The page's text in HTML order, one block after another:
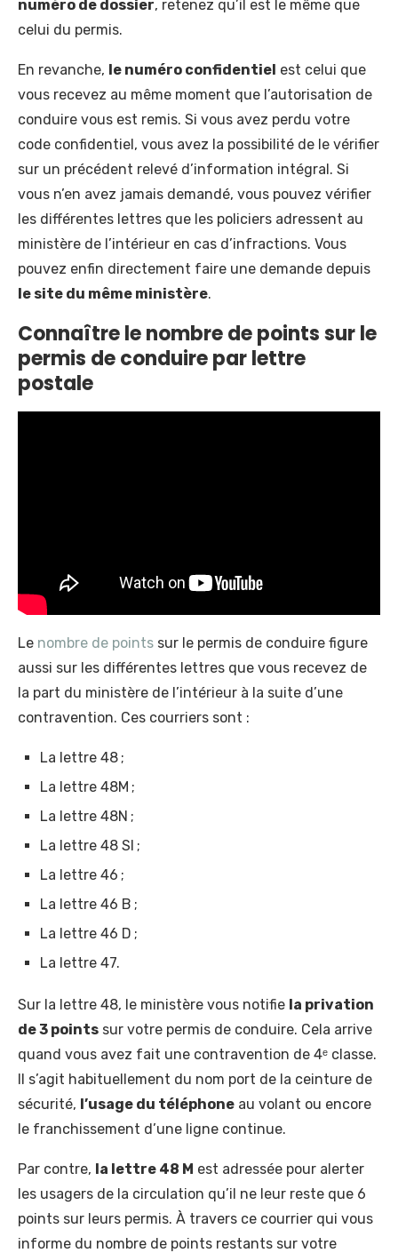
numéro de dossier, retenez qu’il est le même que
celui du permis.
En revanche, le numéro confidentiel est celui que
vous recevez au même moment que l’autorisation de
conduire vous est remis. Si vous avez perdu votre
code confidentiel, vous avez la possibilité de le vérifier
sur un précédent relevé d’information intégral. Si
vous n’en avez jamais demandé, vous pouvez vérifier
les différentes lettres que les policiers adressent au
ministère de l’intérieur en cas d’infractions. Vous
pouvez enfin directement faire une demande depuis
le site du même ministère.
Connaître le nombre de points sur le
permis de conduire par lettre
postale
Le nombre de points sur le permis de conduire figure
aussi sur les différentes lettres que vous recevez de
la part du ministère de l’intérieur à la suite d’une
contravention. Ces courriers sont :
La lettre 48 ;
La lettre 48M ;
La lettre 48N ;
La lettre 48 SI ;
La lettre 46 ;
La lettre 46 B ;
La lettre 46 D ;
La lettre 47.
Sur la lettre 48, le ministère vous notifie la privation
de 3 points sur votre permis de conduire. Cela arrive
quand vous avez fait une contravention de 4ᵉ classe.
Il s’agit habituellement du nom port de la ceinture de
sécurité, l’usage du téléphone au volant ou encore
le franchissement d’une ligne continue.
Par contre, la lettre 48 M est adressée pour alerter
les usagers de la circulation qu’il ne leur reste que 6
points sur leurs permis. À travers ce courrier qui vous
informe du nombre de points restants sur votre